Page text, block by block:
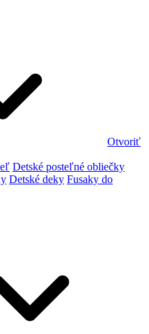
Otvoriť
Detské posteľné obliečky
Detské deky Fusaky do